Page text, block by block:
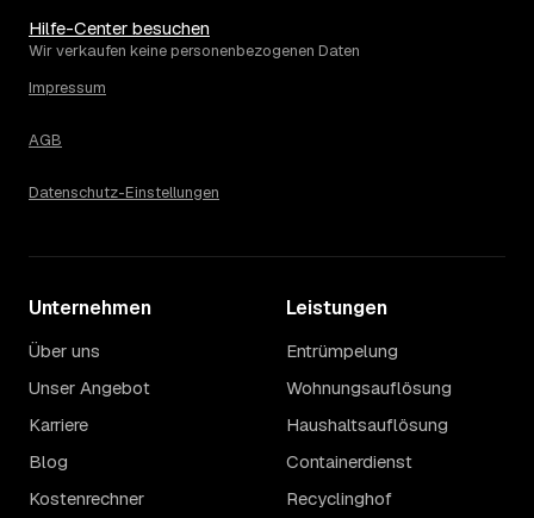
Hilfe-Center besuchen
Wir verkaufen keine personenbezogenen Daten
Impressum
AGB
Datenschutz-Einstellungen
Unternehmen
Über uns
Unser Angebot
Karriere
Blog
Kostenrechner
Leistungen
Entrümpelung
Wohnungsauflösung
Haushaltsauflösung
Containerdienst
Recyclinghof